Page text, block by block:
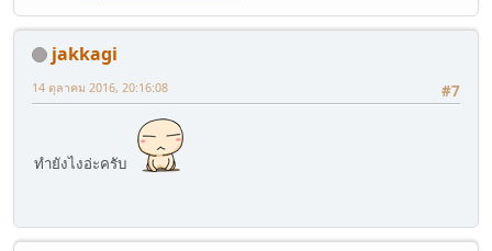
jakkagi
#7
14 ตุลาคม 2016, 20:16:08
ทำยังไงอ่ะครับ